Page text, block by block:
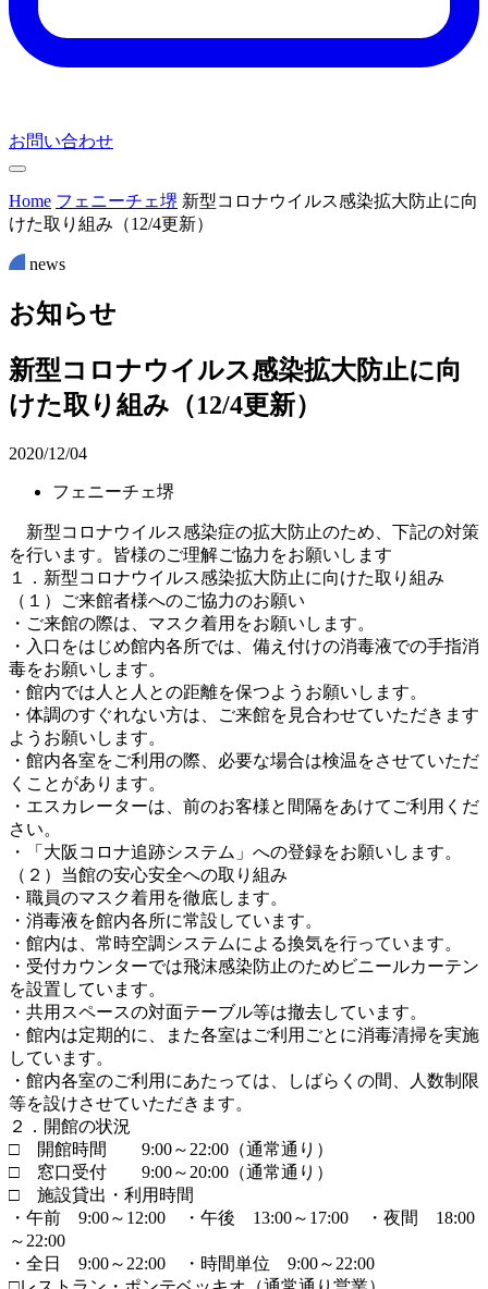
お問い合わせ
Home フェニーチェ堺 新型コロナウイルス感染拡大防止に向
けた取り組み（12/4更新）
news
お知らせ
新型コロナウイルス感染拡大防止に向
けた取り組み（12/4更新）
2020/12/04
フェニーチェ堺
新型コロナウイルス感染症の拡大防止のため、下記の対策
を行います。皆様のご理解ご協力をお願いします
１．新型コロナウイルス感染拡大防止に向けた取り組み
（１）ご来館者様へのご協力のお願い
・ご来館の際は、マスク着用をお願いします。
・入口をはじめ館内各所では、備え付けの消毒液での手指消
毒をお願いします。
・館内では人と人との距離を保つようお願いします。
・体調のすぐれない方は、ご来館を見合わせていただきます
ようお願いします。
・館内各室をご利用の際、必要な場合は検温をさせていただ
くことがあります。
・エスカレーターは、前のお客様と間隔をあけてご利用くだ
さい。
・「大阪コロナ追跡システム」への登録をお願いします。
（２）当館の安心安全への取り組み
・職員のマスク着用を徹底します。
・消毒液を館内各所に常設しています。
・館内は、常時空調システムによる換気を行っています。
・受付カウンターでは飛沫感染防止のためビニールカーテン
を設置しています。
・共用スペースの対面テーブル等は撤去しています。
・館内は定期的に、また各室はご利用ごとに消毒清掃を実施
しています。
・館内各室のご利用にあたっては、しばらくの間、人数制限
等を設けさせていただきます。
２．開館の状況
□ 開館時間 9:00～22:00（通常通り）
□ 窓口受付 9:00～20:00（通常通り）
□ 施設貸出・利用時間
・午前 9:00～12:00 ・午後 13:00～17:00 ・夜間 18:00
～22:00
・全日 9:00～22:00 ・時間単位 9:00～22:00